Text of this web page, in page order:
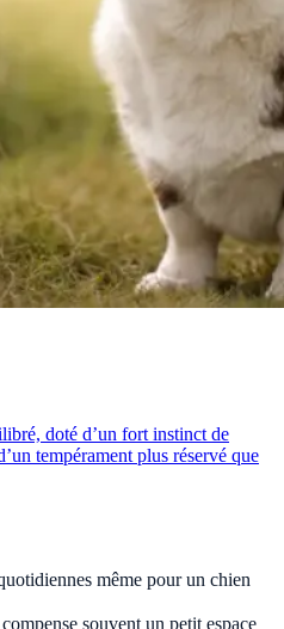
doté d’un fort instinct de
tempérament plus réservé que
même pour un chien
souvent un petit espace